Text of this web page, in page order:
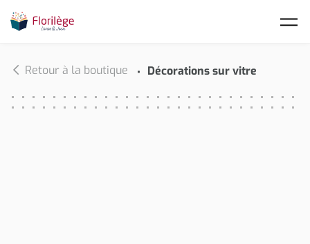
Retour à la boutique Décorations sur vitre